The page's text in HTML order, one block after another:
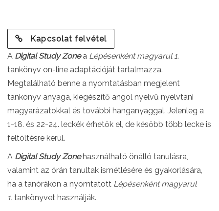
Kapcsolat felvétel
A Digital Study Zonea Lépésenként magyarul 1.
tankönyv on-line adaptációját tartalmazza.
Megtalálható benne a nyomtatásban megjelent
tankönyv anyaga, kiegészítő angol nyelvű nyelvtani
magyarázatokkal és további hanganyaggal. Jelenleg a
1-18. és 22-24. leckék érhetők el, de később több lecke is
feltöltésre kerül.
A Digital Study Zonehasználható önálló tanulásra,
valamint az órán tanultak ismétlésére és gyakorlására,
ha a tanórákon a nyomtatott Lépésenként magyarul
1. tankönyvet használják.